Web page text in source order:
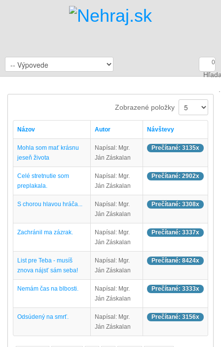
0
Zobrazené položky
Názov Autor Návštevy
Mohla som mať krásnu
jeseň života
Napísal: Mgr.
Ján Záskalan
Prečítané: 3135x
Celé stretnutie som
preplakala.
Napísal: Mgr.
Ján Záskalan
Prečítané: 2902x
S chorou hlavou hráča...
Napísal: Mgr.
Ján Záskalan
Prečítané: 3308x
Zachránil ma zázrak.
Napísal: Mgr.
Ján Záskalan
Prečítané: 3337x
List pre Teba - musíš
znova nájsť sám seba!
Napísal: Mgr.
Ján Záskalan
Prečítané: 8424x
Nemám čas na blbosti.
Napísal: Mgr.
Ján Záskalan
Prečítané: 3333x
Odsúdený na smrť.
Napísal: Mgr.
Ján Záskalan
Prečítané: 3156x